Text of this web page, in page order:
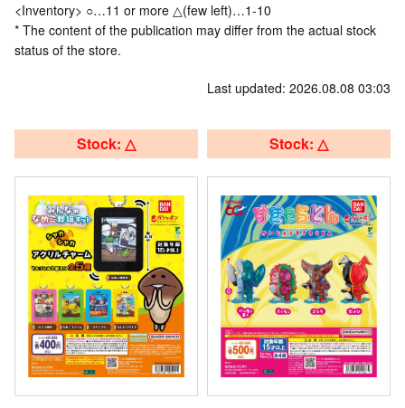
<Inventory> ○…11 or more △(few left)…1-10
* The content of the publication may differ from the actual stock
status of the store.
Last updated: 2026.08.08 03:03
Stock: △ Stock: △